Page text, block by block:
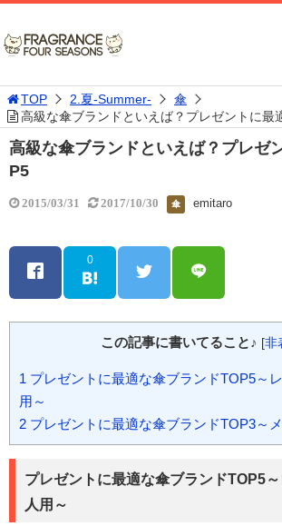
TOP 2.夏-Summer-
傘
高級な傘ブランドといえば？プレゼントに最
高級な傘ブランドといえば？プレゼ
P5
2015/03/31 2017/10/30 傘 emitaro
0
この記事に書いてること♪ [非
1 プレゼントに最適な傘ブランドTOP5～
用～
2 プレゼントに最適な傘ブランドTOP3～
プレゼントに最適な傘ブランドTOP5
人用～